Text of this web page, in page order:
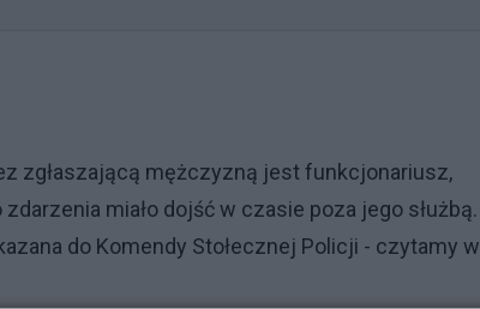
zgłaszającą mężczyzną jest funkcjonariusz,
miało dojść w czasie poza jego służbą.
do Komendy Stołecznej Policji - czytamy w